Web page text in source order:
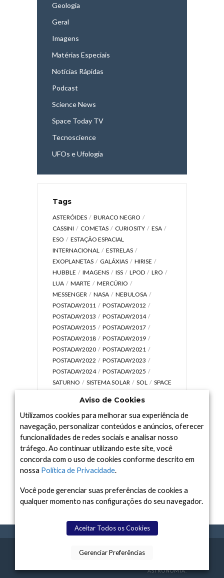
Geologia
Geral
Imagens
Matérias Especiais
Notícias Rápidas
Podcast
Science News
Space Today TV
Tecnoscience
UFOs e Ufologia
Tags
ASTERÓIDES
BURACO NEGRO
CASSINI
COMETAS CURIOSITY
ESA
ESO
ESTAÇÃO ESPACIAL
INTERNACIONAL
ESTRELAS
EXOPLANETAS
GALÁXIAS
HIRISE
HUBBLE
IMAGENS ISS LPOD
LRO
LUA
MARTE
MERCÚRIO
MESSENGER
NASA
NEBULOSA
POSTADAY2011
POSTADAY2012
POSTADAY2013
POSTADAY2014
POSTADAY2015
POSTADAY2017
POSTADAY2018
POSTADAY2019
POSTADAY2020
POSTADAY2021
POSTADAY2022
POSTADAY2023
POSTADAY2024
POSTADAY2025
SATURNO
SISTEMA SOLAR SOL
SPACE
UNIVERSO
VÍDEO
Arquivo
Arquivo
TERMOS CONTATO SPACE TODAY
ASTRONOMIA.
Aviso de Cookies
Utilizamos cookies para melhorar sua experiência de
navegação, personalizar conteúdos e anúncios, oferecer
funcionalidades de redes sociais e analisar nosso
tráfego. Ao continuar utilizando este site, você
concorda com o uso de cookies conforme descrito em
nossa Política de Privacidade.
Você pode gerenciar suas preferências de cookies a
qualquer momento nas configurações do seu navegador.
Aceitar Todos os Cookies
Gerenciar Preferências